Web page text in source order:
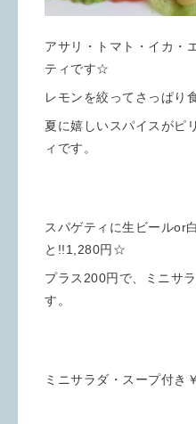
アサリ・トマト・イカ・
ティです☆
レモンを絞ってさっぱり
夏に嬉しいスパイスがピ
ィです。
スパゲティに生ビールor
と!!1,280円☆
プラス200円で、ミニサ
す。
ミニサラダ・スープ付き